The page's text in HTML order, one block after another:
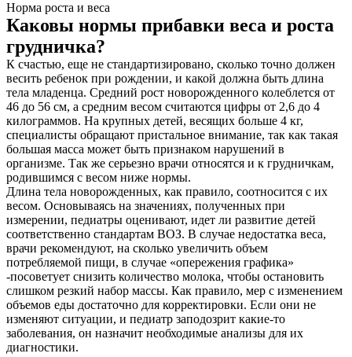
Норма роста и веса
Каковы нормы прибавки веса и роста
грудничка?
К счастью, еще не стандартизировано, сколько точно должен
весить ребенок при рождении, и какой должна быть длина
тела младенца. Средний рост новорожденного колеблется от
46 до 56 см, а средним весом считаются цифры от 2,6 до 4
килограммов. На крупных детей, весящих больше 4 кг,
специалисты обращают пристальное внимание, так как такая
большая масса может быть признаком нарушений в
организме. Так же серьезно врачи относятся и к грудничкам,
родившимся с весом ниже нормы.
Длина тела новорожденных, как правило, соотносится с их
весом. Основываясь на значениях, полученных при
измерении, педиатры оценивают, идет ли развитие детей
соответственно стандартам ВОЗ. В случае недостатка веса,
врачи рекомендуют, на сколько увеличить объем
потребляемой пищи, в случае «опережения графика»
-посоветует снизить количество молока, чтобы остановить
слишком резкий набор массы. Как правило, мер с изменением
объемов еды достаточно для корректировки. Если они не
изменяют ситуации, и педиатр заподозрит какие-то
заболевания, он назначит необходимые анализы для их
диагностики.